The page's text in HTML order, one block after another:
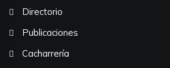
Directorio
Publicaciones
Cacharrería